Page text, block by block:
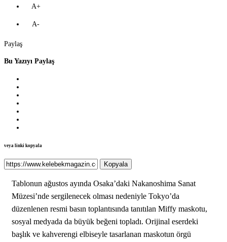
A+
A-
Paylaş
Bu Yazıyı Paylaş
veya linki kopyala
Kopyala
Tablonun ağustos ayında Osaka’daki Nakanoshima Sanat
Müzesi’nde sergilenecek olması nedeniyle Tokyo’da
düzenlenen resmi basın toplantısında tanıtılan Miffy maskotu,
sosyal medyada da büyük beğeni topladı. Orijinal eserdeki
başlık ve kahverengi elbiseyle tasarlanan maskotun örgü